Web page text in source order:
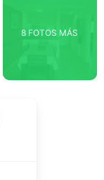
8 FOTOS MÁS